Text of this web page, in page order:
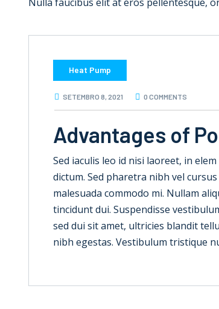
Heat Pump
SETEMBRO 8, 2021 0 COMMENTS
Advantages of
Sed iaculis leo id nisi laoreet, in
dictum. Sed pharetra nibh vel
malesuada commodo mi. Nullam
tincidunt dui. Suspendisse
sed dui sit amet, ultricies blandit
nibh egestas. Vestibulum tristique